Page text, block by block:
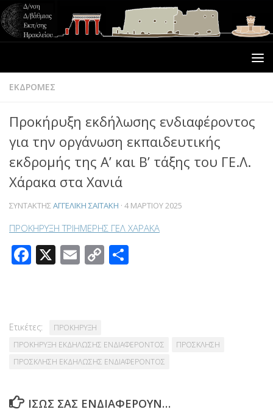
ΕΚΔΡΟΜΕΣ
Προκήρυξη εκδήλωσης ενδιαφέροντος
για την οργάνωση εκπαιδευτικής
εκδρομής της Α’ και Β’ τάξης του ΓΕ.Λ.
Χάρακα στα Χανιά
ΣΥΝΤΆΚΤΗΣΑΓΓΕΛΙΚΉ ΣΑΪΤΆΚΗ · 4 ΜΑΡΤΊΟΥ 2025
ΠΡΟΚΗΡΥΞΗ ΤΡΙΗΜΕΡΗΣ ΓΕΛ ΧΑΡΑΚΑ
Facebook
X Email
Copy
Ετικέτες:
ΠΡΟΚΗΡΥΞΗ
ΠΡΟΚΗΡΥΞΗ ΕΚΔΗΛΩΣΗΣ ΕΝΔΙΑΦΕΡΟΝΤΟΣ
ΠΡΟΣΚΛΗΣΗ
ΠΡΟΣΚΛΗΣΗ ΕΚΔΗΛΩΣΗΣ ΕΝΔΙΑΦΕΡΟΝΤΟΣ
ΊΣΩΣ ΣΑΣ ΕΝΔΙΑΦΈΡΟΥΝ…